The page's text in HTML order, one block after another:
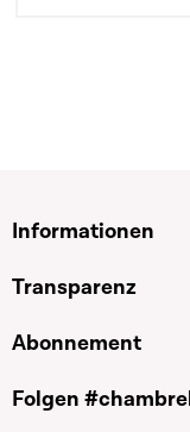
Informationen
Transparenz
Abonnement
Folgen